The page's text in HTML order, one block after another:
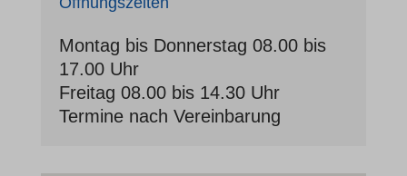
Montag bis Donnerstag 08.00 bis
17.00 Uhr
Freitag 08.00 bis 14.30 Uhr
Termine nach Vereinbarung